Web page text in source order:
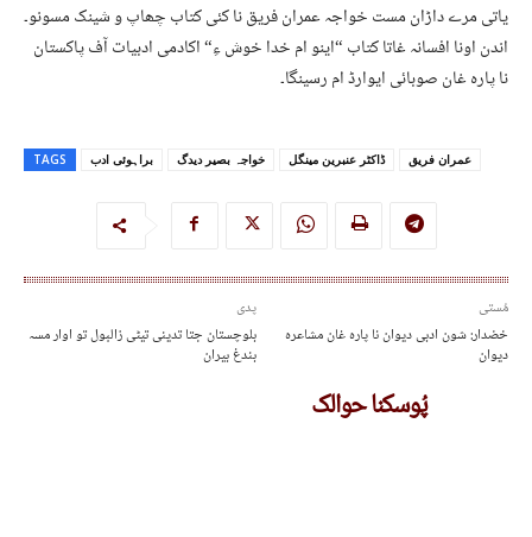
یاتی مرے داڑان مست خواجہ عمران فریق نا کئی کتاب چھاپ و شینک مسونو۔
اندن اونا افسانہ غاتا کتاب “اینو ام خدا خوش ءِ“ اکادمی ادبیات آف پاکستان
نا پارہ غان صوبائی ایوارڈ ام رسینگا۔
TAGS براہوئی ادب خواجہ بصیر دیدگ ڈاکٹر عنبرین مینگل عمران فریق
پدی
بلوچستان جتا تدینی تیٹی زالبول تو اوار مسہ
بندغ بیران
مُستی
خضدار: شون ادبی دیوان نا پارہ غان مشاعرہ
دیوان
پُوسکنا حوالک